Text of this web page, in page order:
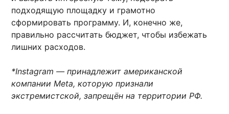
подходящую площадку и грамотно
сформировать программу. И, конечно же,
правильно рассчитать бюджет, чтобы избежать
лишних расходов.
*Instagram — принадлежит американской
компании Meta, которую признали
экстремистской, запрещён на территории РФ.